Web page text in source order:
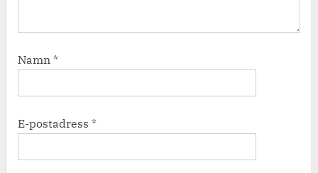
Namn *
E-postadress *